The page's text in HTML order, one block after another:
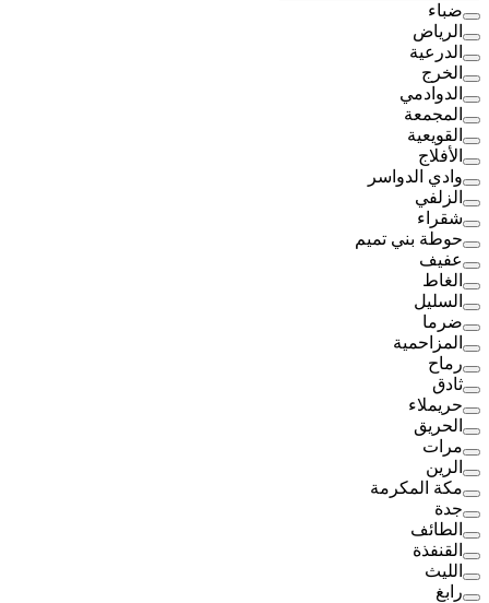
ضباء
الرياض
الدرعية
الخرج
الدوادمي
المجمعة
القويعية
الأفلاج
وادي الدواسر
الزلفي
شقراء
حوطة بني تميم
عفيف
الغاط
السليل
ضرما
المزاحمية
رماح
ثادق
حريملاء
الحريق
مرات
الرين
مكة المكرمة
جدة
الطائف
القنفذة
الليث
رابغ